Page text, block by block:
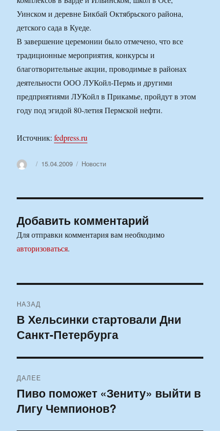
Уинском и деревне Бикбай Октябрьского района,
детского сада в Куеде.
В завершение церемонии было отмечено, что все
традиционные мероприятия, конкурсы и
благотворительные акции, проводимые в районах
деятельности ООО ЛУКойл-Пермь и другими
предприятиями ЛУКойл в Прикамье, пройдут в этом
году под эгидой 80-летия Пермской нефти.
Источник:fedpress.ru
АвторОпубликовано
15.04.2009 Рубрики
Новости
Добавить комментарий
Для отправки комментария вам необходимо
авторизоваться.
по
записям
НАЗАД
Предыдущая
запись:
В Хельсинки стартовали Дни
Санкт-Петербурга
ДАЛЕЕ
Следующая
запись:
Пиво поможет «Зениту» выйти в
Лигу Чемпионов?